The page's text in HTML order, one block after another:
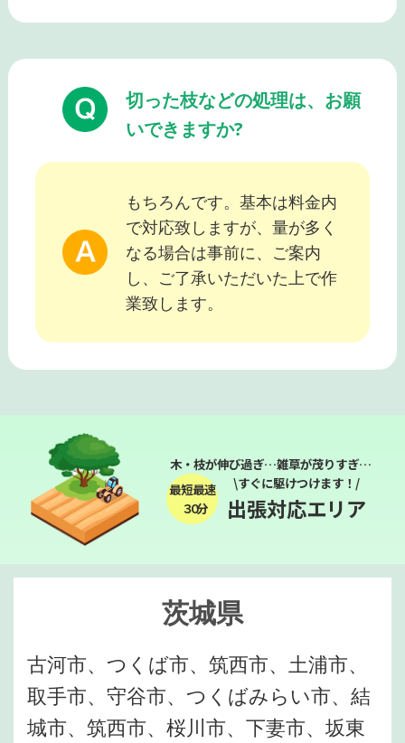
切った枝などの処理は、お願
いできますか?
もちろんです。基本は料金内
で対応致しますが、量が多く
なる場合は事前に、ご案内
し、ご了承いただいた上で作
業致します。
木・枝が伸び過ぎ…雑草が茂りすぎ…
最短最速
３０分
\すぐに駆けつけます！/
出張対応エリア
茨城県
古河市、つくば市、筑西市、土浦市、
取手市、守谷市、つくばみらい市、結
城市、筑西市、桜川市、下妻市、坂東